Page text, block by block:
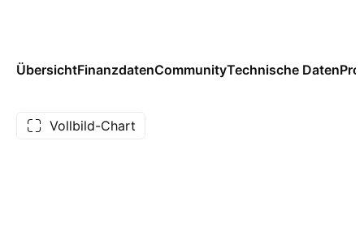
ÜbersichtFinanzdatenCommunityTechnische Daten
Vollbild-Chart